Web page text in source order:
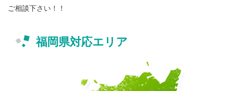
ご相談下さい！！
福岡県対応エリア